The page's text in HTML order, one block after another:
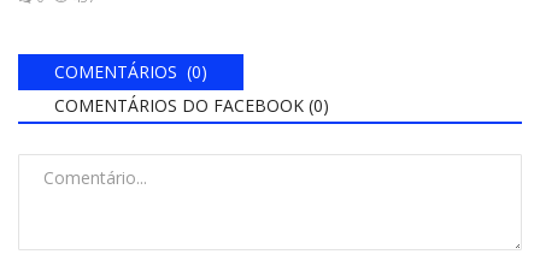
COMENTÁRIOS (0)
COMENTÁRIOS DO FACEBOOK (0)